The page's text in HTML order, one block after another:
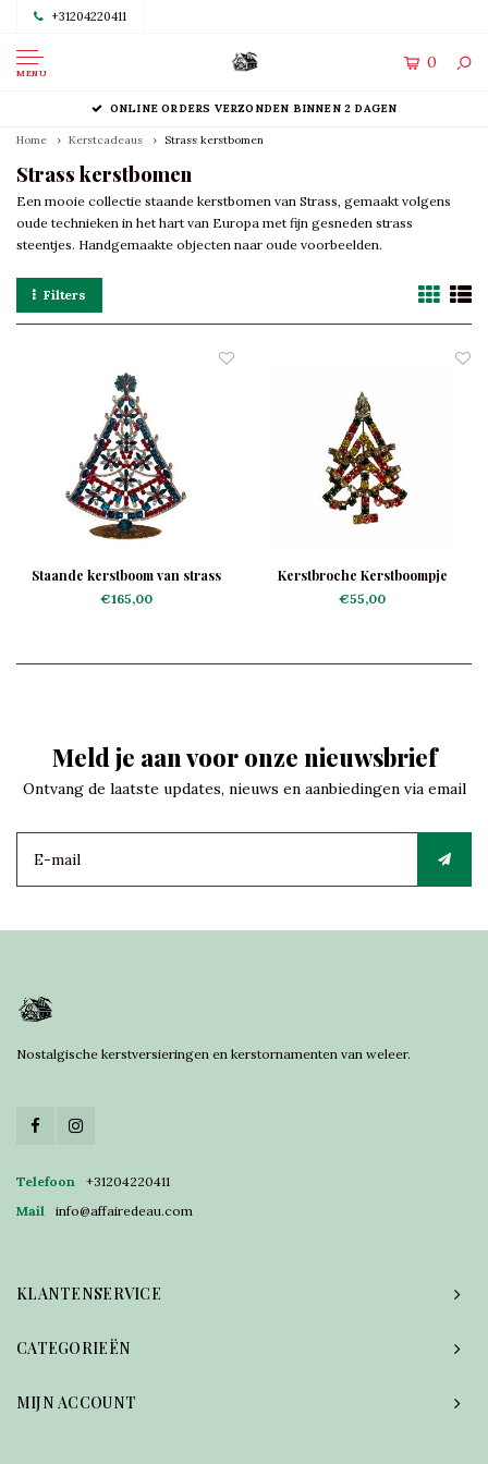
+31204220411
MENU
0
ONLINE ORDERS VERZONDEN BINNEN 2 DAGEN
Home Kerstcadeaus Strass kerstbomen
Strass kerstbomen
Een mooie collectie staande kerstbomen van Strass, gemaakt volgens
oude technieken in het hart van Europa met fijn gesneden strass
steentjes. Handgemaakte objecten naar oude voorbeelden.
Filters
Staande kerstboom van strass
stenen Blue Star
€165,00
Kerstbroche Kerstboompje
Guirlande
€55,00
Meld je aan voor onze nieuwsbrief
Ontvang de laatste updates, nieuws en aanbiedingen via email
Nostalgische kerstversieringen en kerstornamenten van weleer.
Telefoon
+31204220411
Mail
info@affairedeau.com
KLANTENSERVICE
CATEGORIEËN
MIJN ACCOUNT